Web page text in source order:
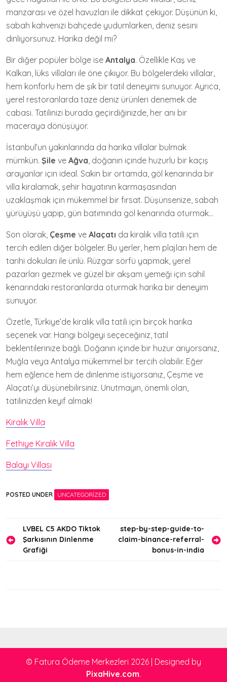
manzarası ve özel havuzları ile dikkat çekiyor. Düşünün ki,
sabah kahvenizi bahçede yudumlarken, deniz sesini
dinliyorsunuz. Harika değil mi?
Bir diğer popüler bölge ise Antalya. Özellikle Kaş ve
Kalkan, lüks villaları ile öne çıkıyor. Bu bölgelerdeki villalar,
hem konforlu hem de şık bir tatil deneyimi sunuyor. Ayrıca,
yerel restoranlarda taze deniz ürünleri denemek de
cabası. Tatilinizi burada geçirdiğinizde, her anı bir
maceraya dönüşüyor.
İstanbul’un yakınlarında da harika villalar bulmak
mümkün. Şile ve Ağva, doğanın içinde huzurlu bir kaçış
arayanlar için ideal. Sakin bir ortamda, göl kenarında bir
villa kiralamak, şehir hayatının karmaşasından
uzaklaşmak için mükemmel bir fırsat. Düşünsenize, sabah
yürüyüşü yapıp, gün batımında göl kenarında oturmak…
Son olarak, Çeşme ve Alaçatı da kiralık villa tatili için
tercih edilen diğer bölgeler. Bu yerler, hem plajları hem de
tarihi dokuları ile ünlü. Rüzgar sörfü yapmak, yerel
pazarları gezmek ve güzel bir akşam yemeği için sahil
kenarındaki restoranlarda oturmak harika bir deneyim
sunuyor.
Özetle, Türkiye’de kiralık villa tatili için birçok harika
seçenek var. Hangi bölgeyi seçeceğiniz, tatil
beklentilerinize bağlı. Doğanın içinde bir huzur arıyorsanız,
Muğla veya Antalya mükemmel bir tercih olabilir. Eğer
hem eğlence hem de dinlenme istiyorsanız, Çeşme ve
Alaçatı’yı düşünebilirsiniz. Unutmayın, önemli olan,
tatilinizden keyif almak!
Kiralık Villa
Fethiye Kiralık Villa
Balayı Villası
POSTED UNDER UNCATEGORIZED
Yazı
gezinmesi
LVBEL C5 AKDO Tiktok
Şarkısının Dinlenme
Grafiği
step-by-step-guide-to-
claim-binance-referral-
bonus-in-india
© Fatura Ödeme Merkezleri 2026 Designed by
PixaHive.com.